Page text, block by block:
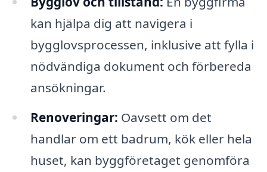
kan hjälpa dig att navigera i
bygglovsprocessen, inklusive att fylla i
nödvändiga dokument och förbereda
ansökningar.
Renoveringar: Oavsett om det
handlar om ett badrum, kök eller hela
huset, kan byggföretaget genomföra